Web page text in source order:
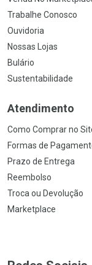
Trabalhe Conosco
Ouvidoria
Nossas Lojas
Bulário
Sustentabilidade
Atendimento
Como Comprar no
Formas de
Prazo de Entrega
Reembolso
Troca ou Devolução
Marketplace